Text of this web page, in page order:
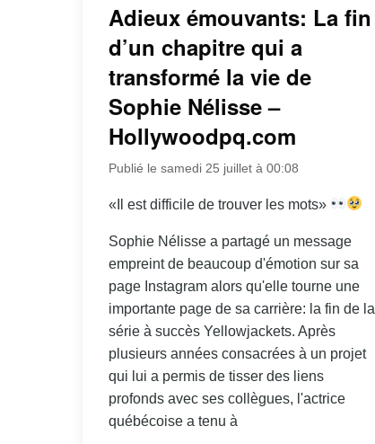
Adieux émouvants: La fin
d’un chapitre qui a
transformé la vie de
Sophie Nélisse –
Hollywoodpq.com
Publié le samedi 25 juillet à 00:08
«Il est difficile de trouver les mots»
Sophie Nélisse a partagé un message
empreint de beaucoup d'émotion sur sa
page Instagram alors qu'elle tourne une
importante page de sa carrière: la fin de la
série à succès Yellowjackets. Après
plusieurs années consacrées à un projet
qui lui a permis de tisser des liens
profonds avec ses collègues, l'actrice
québécoise a tenu à